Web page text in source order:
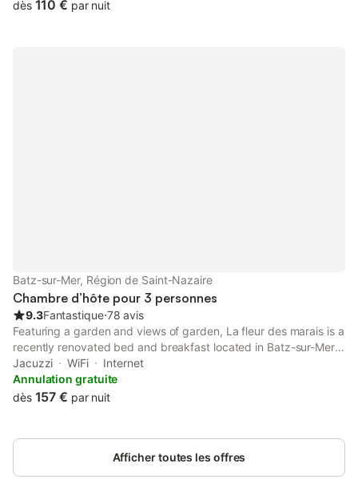
dès 110 € par nuit
Batz-sur-Mer, Région de Saint-Nazaire
Chambre d’hôte pour 3 personnes
9.3Fantastique⋅78 avis
Featuring a garden and views of garden, La fleur des marais is a
recently renovated bed and breakfast located in Batz-sur-Mer,
1.8 km from Plage de la Govelle. The accommodation has a spa
bath. The bed and breakfast features family rooms.
Jacuzzi WiFi
Internet
Annulation gratuite
dès 157 € par nuit
Afficher toutes les offres